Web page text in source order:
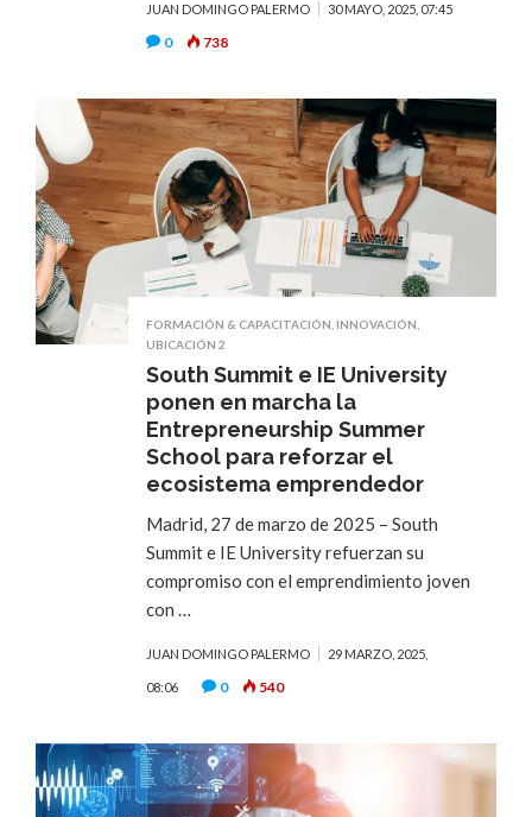
JUAN DOMINGO PALERMO 30 MAYO, 2025, 07:45
0 738
FORMACIÓN & CAPACITACIÓN INNOVACIÓN
UBICACIÓN 2
South Summit e IE University
ponen en marcha la
Entrepreneurship Summer
School para reforzar el
ecosistema emprendedor
Madrid, 27 de marzo de 2025 – South
Summit e IE University refuerzan su
compromiso con el emprendimiento joven
con …
JUAN DOMINGO PALERMO 29 MARZO, 2025,
08:06 0 540